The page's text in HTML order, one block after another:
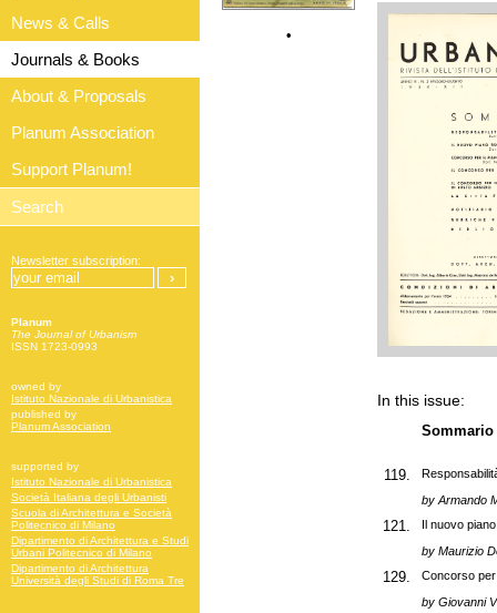
•
In this issue:
Sommario
119.
by Armando
121.
Il nuovo
by Maurizio
129.
Concorso
by Giovanni
News & Calls
Journals & Books
About & Proposals
Planum Association
Support Planum!
Newsletter subscription:
Planum
The Journal of Urbanism
ISSN 1723-0993
owned by
Istituto Nazionale di Urbanistica
published by
Planum Association
supported by
Istituto Nazionale di Urbanistica
Società Italiana degli Urbanisti
Scuola di Architettura e Società
Politecnico di Milano
Dipartimento di Architettura e Studi
Urbani Politecnico di Milano
Dipartimento di Architettura
Università degli Studi di Roma Tre